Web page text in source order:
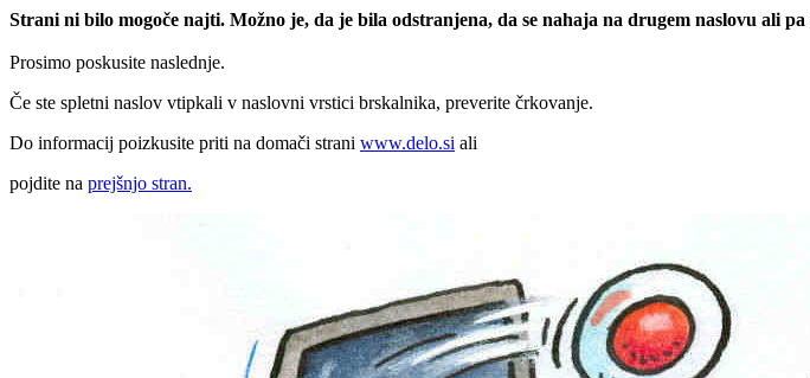
Strani ni bilo mogoče najti. Možno je, da je bila odstranjena, da se nahaja na drugem naslovu ali
Prosimo poskusite naslednje.
Če ste spletni naslov vtipkali v naslovni vrstici brskalnika, preverite črkovanje.
Do informacij poizkusite priti na domači strani www.delo.si ali
pojdite na prejšnjo stran.